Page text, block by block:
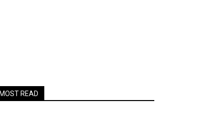
MOST READ